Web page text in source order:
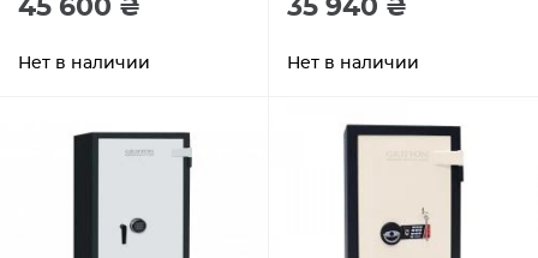
45 600 ₴
Нет в наличии
35 940 ₴
Нет в наличии